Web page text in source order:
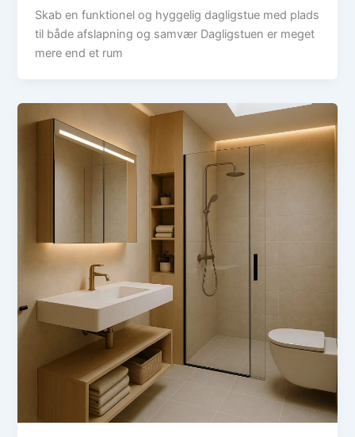
Skab en funktionel og hyggelig dagligstue med plads
til både afslapning og samvær Dagligstuen er meget
mere end et rum